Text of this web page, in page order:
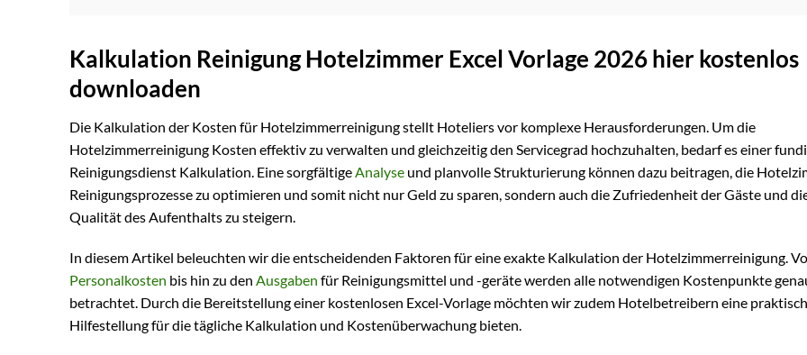
Kalkulation Reinigung Hotelzimmer Excel Vorlage 2026 hier kostenlos
downloaden
Die Kalkulation der Kosten für Hotelzimmerreinigung stellt Hoteliers vor komplexe Herausforderungen. Um die
Hotelzimmerreinigung Kosten effektiv zu verwalten und gleichzeitig den Servicegrad hochzuhalten, bedarf es einer
Reinigungsdienst Kalkulation. Eine sorgfältige Analyse und planvolle Strukturierung können dazu beitragen, die
Reinigungsprozesse zu optimieren und somit nicht nur Geld zu sparen, sondern auch die Zufriedenheit der Gäste und
Qualität des Aufenthalts zu steigern.
In diesem Artikel beleuchten wir die entscheidenden Faktoren für eine exakte Kalkulation der Hotelzimmerreinigung.
Personalkosten bis hin zu den Ausgaben für Reinigungsmittel und -geräte werden alle notwendigen Kostenpunkte
betrachtet. Durch die Bereitstellung einer kostenlosen Excel-Vorlage möchten wir zudem Hotelbetreibern eine
Hilfestellung für die tägliche Kalkulation und Kostenüberwachung bieten.